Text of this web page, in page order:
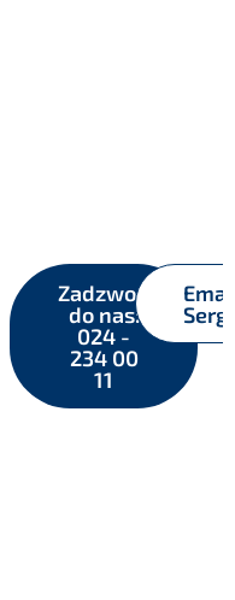
Zadzwoń
do nas:
024 -
234 00
11